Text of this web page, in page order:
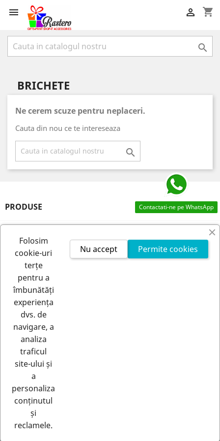
 shopping_cart


BRICHETE
Ne cerem scuze pentru neplaceri.
Cauta din nou ce te intereseaza

PRODUSE 
CONTUL TAU 
INFORMATIILE MAGAZINULUI
Acest magazin folosește cookie-uri și alte
Contactati-ne pe WhatsApp
© 2026 - Rastero | Toate drepturile rezervate |
Folosim
cookie-uri
terțe
pentru a
îmbunătăți
experiența
dvs. de
navigare, a
analiza
traficul
site-ului și
a
personaliza
conținutul
și
reclamele.
Permite cookies
Nu accept